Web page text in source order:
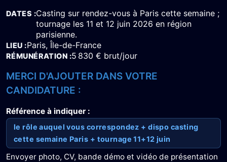
DATES Casting sur rendez-vous à Paris cette semaine ;
tournage les 11 et 12 juin 2026 en région
parisienne.
LIEU Paris, Île-de-France
RÉMUNÉRATION 5 830 € brut/jour
MERCI D'AJOUTER DANS VOTRE
CANDIDATURE :
Référence à indiquer :
le rôle auquel vous correspondez + dispo casting
cette semaine Paris + tournage 11+12 juin
Envoyer photo, CV, bande démo et vidéo de présentation